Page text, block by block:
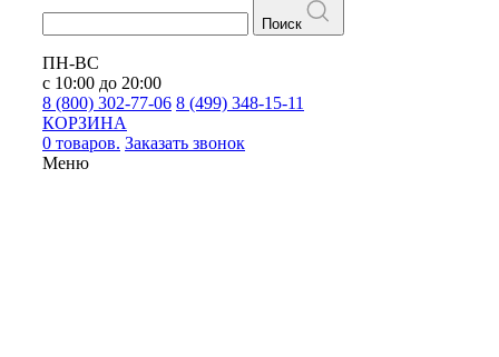
Поиск
ПН-ВС
с 10:00 до 20:00
8 (800) 302-77-06 8 (499) 348-15-11
КОРЗИНА
0 товаров. Заказать звонок
Меню